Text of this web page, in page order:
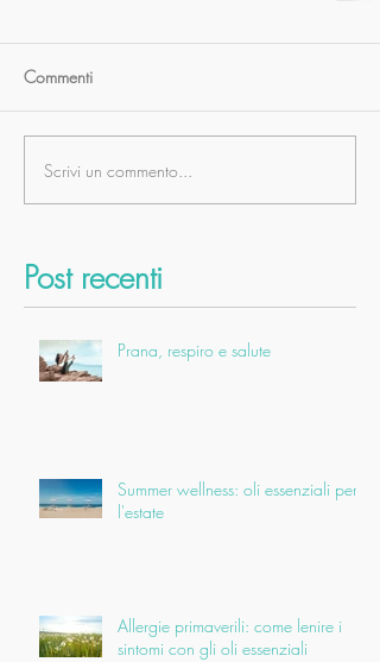
Commenti
Scrivi un commento...
Post recenti
Prana, respiro e salute
Summer wellness: oli essenziali per
l'estate
Allergie primaverili: come lenire i
sintomi con gli oli essenziali